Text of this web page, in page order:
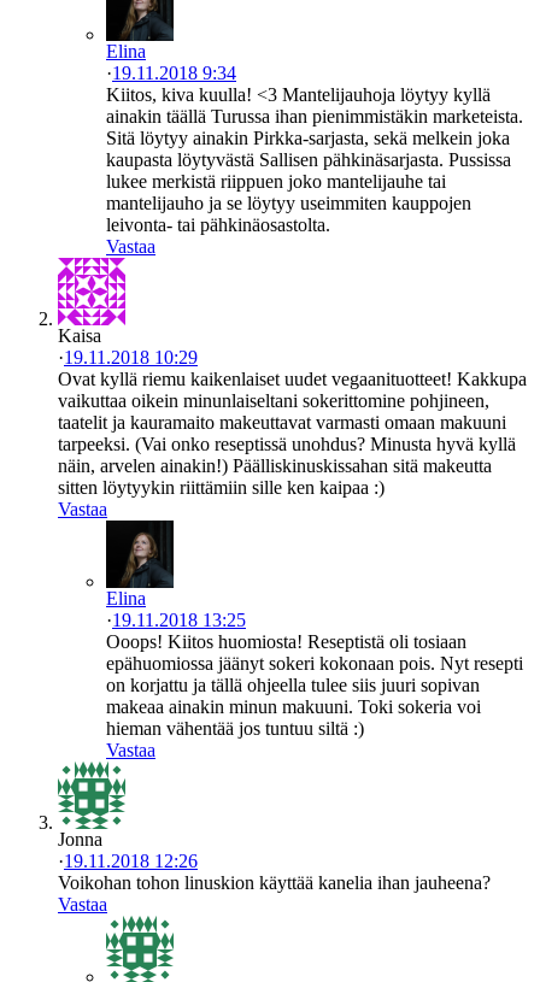
Elina
·19.11.2018 9:34
Kiitos, kiva kuulla! <3 Mantelijauhoja löytyy kyllä
ainakin täällä Turussa ihan pienimmistäkin marketeista.
Sitä löytyy ainakin Pirkka-sarjasta, sekä melkein joka
kaupasta löytyvästä Sallisen pähkinäsarjasta. Pussissa
lukee merkistä riippuen joko mantelijauhe tai
mantelijauho ja se löytyy useimmiten kauppojen
leivonta- tai pähkinäosastolta.
Vastaa
Kaisa
·19.11.2018 10:29
Ovat kyllä riemu kaikenlaiset uudet vegaanituotteet! Kakkupa
vaikuttaa oikein minunlaiseltani sokerittomine pohjineen,
taatelit ja kauramaito makeuttavat varmasti omaan makuuni
tarpeeksi. (Vai onko reseptissä unohdus? Minusta hyvä kyllä
näin, arvelen ainakin!) Päälliskinuskissahan sitä makeutta
sitten löytyykin riittämiin sille ken kaipaa :)
Vastaa
Elina
·19.11.2018 13:25
Ooops! Kiitos huomiosta! Reseptistä oli tosiaan
epähuomiossa jäänyt sokeri kokonaan pois. Nyt resepti
on korjattu ja tällä ohjeella tulee siis juuri sopivan
makeaa ainakin minun makuuni. Toki sokeria voi
hieman vähentää jos tuntuu siltä :)
Vastaa
Jonna
·19.11.2018 12:26
Voikohan tohon linuskion käyttää kanelia ihan jauheena?
Vastaa